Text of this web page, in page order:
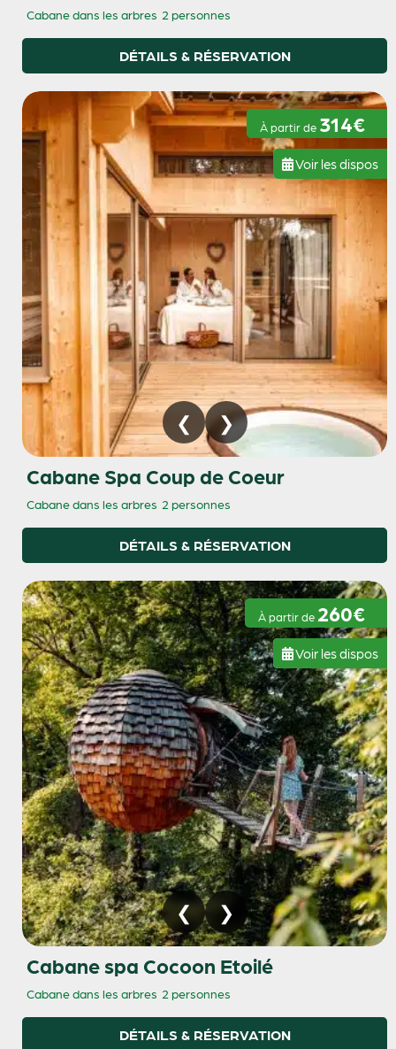
Cabane dans les arbres 2 personnes
DÉTAILS & RÉSERVATION
À partir de 314€
Voir les dispos
Cabane Spa Coup de Coeur
Cabane dans les arbres 2 personnes
DÉTAILS & RÉSERVATION
À partir de 260€
Voir les dispos
Cabane spa Cocoon Etoilé
Cabane dans les arbres 2 personnes
DÉTAILS & RÉSERVATION